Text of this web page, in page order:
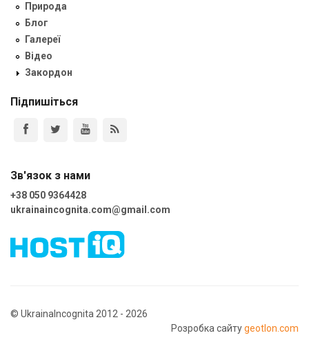
Природа
Блог
Галереї
Відео
Закордон
Підпишіться
Зв'язок з нами
+38 050 9364428
ukrainaincognita.com@gmail.com
© UkrainaIncognita 2012 - 2026
Розробка сайтуgeotlon.com